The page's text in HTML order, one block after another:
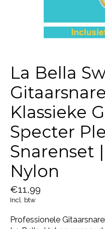
La Bella
Klassieke
Specter
Snarenset
Nylon
€11,99
Incl. btw
Professionele